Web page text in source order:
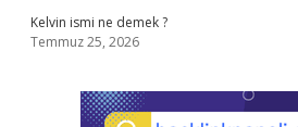
Kelvin ismi ne demek ?
Temmuz 25, 2026